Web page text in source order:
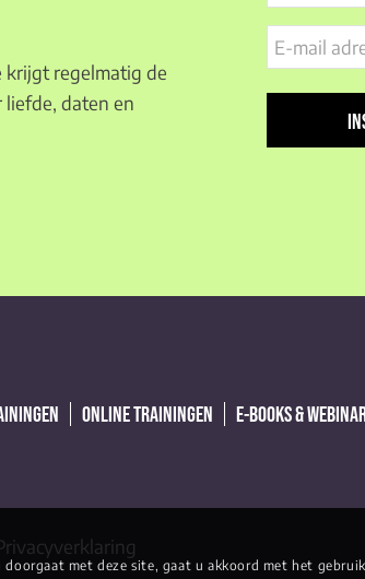
krijgt regelmatig de
daten en
E-
mail
adres
ONLINE TRAININGEN E-BOOKS &
met deze site, gaat u akkoord met het